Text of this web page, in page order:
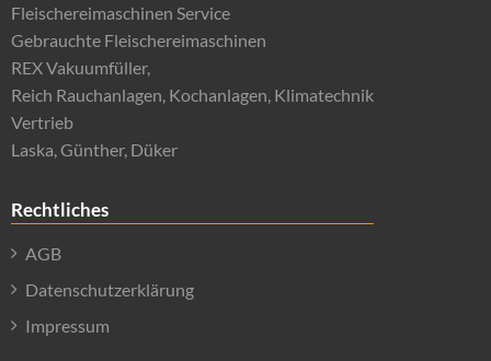
Fleischereimaschinen Service
Gebrauchte Fleischereimaschinen
REX Vakuumfüller,
Reich Rauchanlagen, Kochanlagen, Klimatechnik
Vertrieb
Laska, Günther, Düker
Rechtliches
AGB
Datenschutzerklärung
Impressum